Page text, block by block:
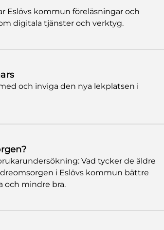
Eslövs kommun föreläsningar och
digitala tjänster och verktyg.
och inviga den nya lekplatsen i
Vad tycker de äldre
i Eslövs kommun bättre
och mindre bra.